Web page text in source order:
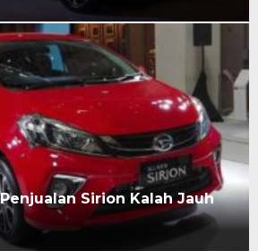
Sirion Kalah Jauh